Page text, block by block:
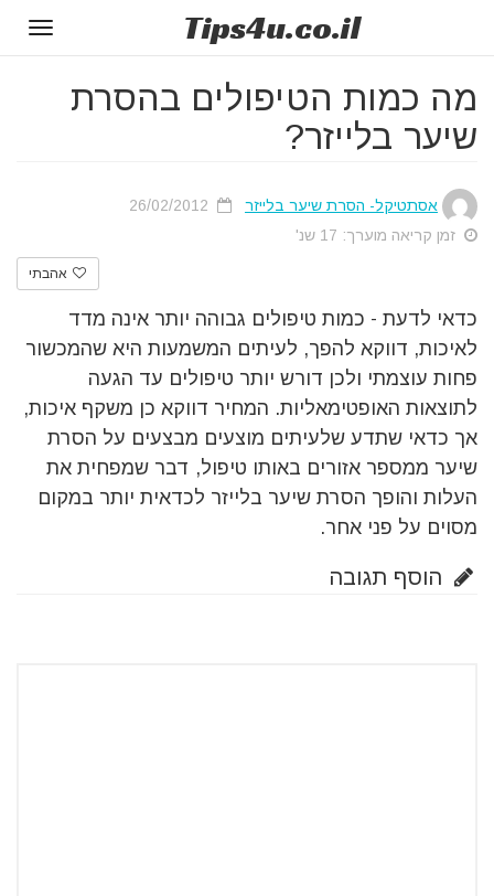
Tips4u.co.il
מה כמות הטיפולים בהסרת
שיער בלייזר?
אסתטיקל- הסרת שיער בלייזר
זמן קריאה מוערך: 17 שנ'
אהבתי
כדאי לדעת - כמות טיפולים גבוהה יותר אינה מדד
לאיכות, דווקא להפך, לעיתים המשמעות היא שהמכשור
פחות עוצמתי ולכן דורש יותר טיפולים עד הגעה
לתוצאות האופטימאליות. המחיר דווקא כן משקף איכות,
אך כדאי שתדע שלעיתים מוצעים מבצעים על הסרת
שיער ממספר אזורים באותו טיפול, דבר שמפחית את
העלות והופך הסרת שיער בלייזר לכדאית יותר במקום
מסוים על פני אחר.
הוסף תגובה